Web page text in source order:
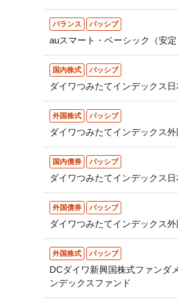
バランス パッシブ
auスマート・ベーシック（安定
国内株式 パッシブ
ダイワつみたてインデックス
外国株式 パッシブ
ダイワつみたてインデックス
国内債券 パッシブ
ダイワつみたてインデックス
外国債券 パッシブ
ダイワつみたてインデックス
外国株式 パッシブ
DCダイワ新興国株式ファンダ
ンデックスファンド